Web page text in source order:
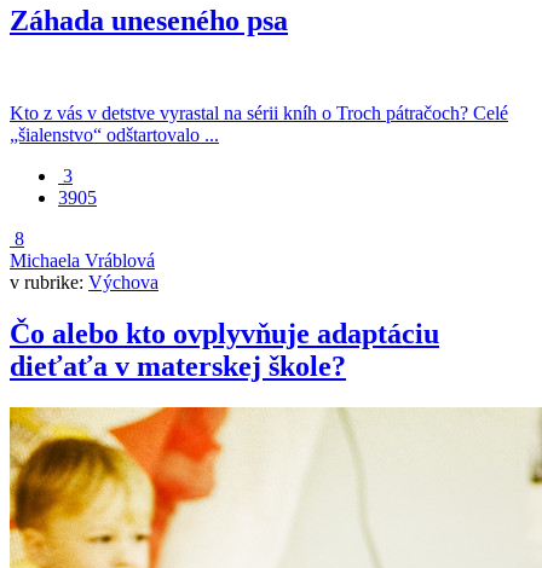
Záhada uneseného psa
Kto z vás v detstve vyrastal na sérii kníh o Troch pátračoch? Celé
„šialenstvo“ odštartovalo ...
3
3905
8
Michaela Vráblová
v rubrike: Výchova
Čo alebo kto ovplyvňuje adaptáciu
dieťaťa v materskej škole?